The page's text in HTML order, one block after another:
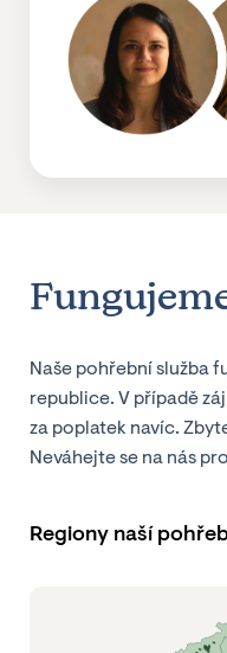
Naše pohřební služba
republice. V případě
za poplatek navíc.
Neváhejte se na nás
Regiony naší